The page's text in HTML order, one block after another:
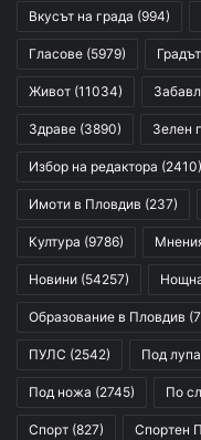
Вкусът на града (994)
Гласове (5979) Градът
Живот (11034)
Здраве (3890) Зелен
Избор на редактора (2410)
Имоти в Пловдив (237)
Култура (9786)
Новини (54257)
Образование в Пловдив
ПУЛС (2542) Под лупа
Под ножа (2745) По
Спорт (827) Спортен